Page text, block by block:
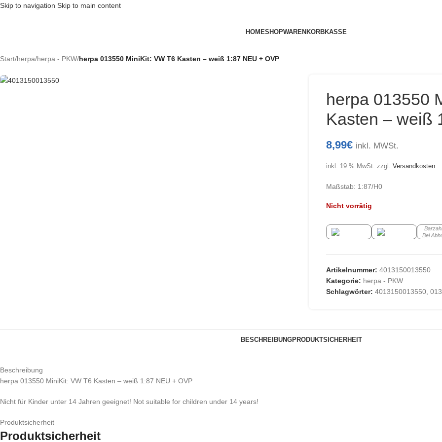
Skip to navigation Skip to main content
HOMESHOPWARENKORBKASSE
Start/herpa/herpa - PKW/herpa 013550 MiniKit: VW T6 Kasten – weiß 1:87 NEU + OVP
herpa 013550
Kasten – weiß
8,99€ inkl. MWSt.
inkl. 19 % MwSt. zzgl. Versandkosten
Maßstab: 1:87/H0
Nicht vorrätig
Bei
Artikelnummer: 4013150013550
Kategorie: herpa - PKW
Schlagwörter: 4013150013550,
BESCHREIBUNGPRODUKTSICHERHEIT
Beschreibung
herpa 013550 MiniKit: VW T6 Kasten – weiß 1:87 NEU + OVP
Nicht für Kinder unter 14 Jahren geeignet! Not suitable for children under 14 years!
Produktsicherheit
Produktsicherheit